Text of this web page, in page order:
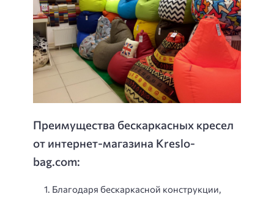
Преимущества бескаркасных кресел
от интернет-магазина Kreslo-
bag.com:
Благодаря бескаркасной конструкции,